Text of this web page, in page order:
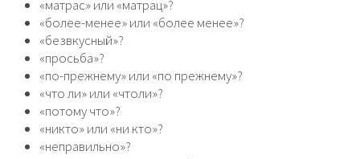
«матрас» или «матрац»?
«более-менее» или «более менее»?
«безвкусный»?
«просьба»?
«по-прежнему» или «по прежнему»?
«что ли» или «чтоли»?
«потому что»?
«никто» или «ни кто»?
«неправильно»?